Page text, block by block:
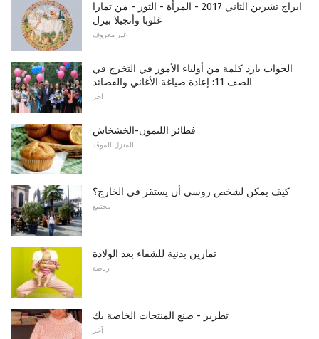
ابراج تشرين الثاني 2017 - المرأة - الثور - من تمارا
غلوبا وأنجيلا بيرل
غير معروف
الجواب بارد كلمة من أولياء الأمور في التخرج في
الصف 11: إعادة صياغة الأغاني والقصائد
آخر
فطائر الليمون-الخشخاش
المنزل الموقد
كيف يمكن لشخص روسي أن يستقر في الخارج؟
مجتمع
تمارين بدنية للشفاء بعد الولادة
رياضة
تطريز - صنع المنتجات الخاصة بك
آخر